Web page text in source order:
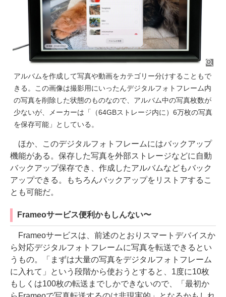
アルバムを作成して写真や動画をカテゴリー分けすることもで
きる。この画像は撮影用にいったんデジタルフォトフレーム内
の写真を削除した状態のものなので、アルバム中の写真枚数が
少ないが、メーカーは「（64GBストレージ内に）6万枚の写真
を保存可能」としている。
ほか、このデジタルフォトフレームにはバックアップ
機能がある。保存した写真を外部ストレージなどに自動
バックアップ保存でき、作成したアルバムなどもバック
アップできる。もちろんバックアップをリストアするこ
とも可能だ。
Frameoサービス便利かもしんない〜
Frameoサービスは、前述のとおりスマートデバイスか
ら対応デジタルフォトフレームに写真を転送できるとい
うもの。「まずは大量の写真をデジタルフォトフレーム
に入れて」という段階から使おうとすると、1度に10枚
もしくは100枚の転送までしかできないので、「最初か